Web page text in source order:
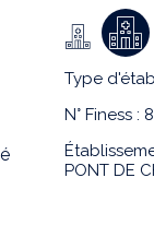
Type
N° Finess :
PONT DE